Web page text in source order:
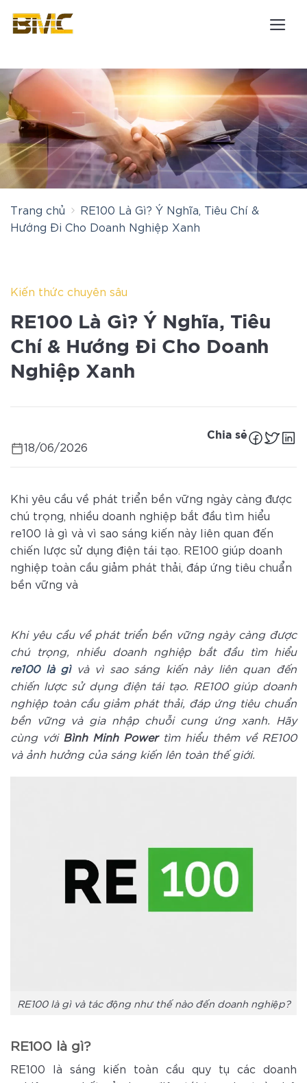
qua
Trang chủ
RE100 Là Gì? Ý Nghĩa, Tiêu Chí &
Hướng Đi Cho Doanh Nghiệp Xanh
Kiến thức chuyên sâu
RE100 Là Gì? Ý Nghĩa, Tiêu
Chí & Hướng Đi Cho Doanh
Nghiệp Xanh
18/06/2026
Chia sẻ
Khi yêu cầu về phát triển bền vững ngày càng được
chú trọng, nhiều doanh nghiệp bắt đầu tìm hiểu
re100 là gì và vì sao sáng kiến này liên quan đến
chiến lược sử dụng điện tái tạo. RE100 giúp doanh
nghiệp toàn cầu giảm phát thải, đáp ứng tiêu chuẩn
bền vững và
Khi yêu cầu về phát triển bền vững ngày càng được
chú trọng, nhiều doanh nghiệp bắt đầu tìm hiểu
re100 là gìvà vì sao sáng kiến này liên quan đến
chiến lược sử dụng điện tái tạo. RE100 giúp doanh
nghiệp toàn cầu giảm phát thải, đáp ứng tiêu chuẩn
bền vững và gia nhập chuỗi cung ứng xanh. Hãy
cùng với Bình Minh Powertìm hiểu thêm về RE100
và ảnh hưởng của sáng kiến lên toàn thế giới.
RE100 là gì và tác động như thế nào đến doanh nghiệp?
RE100 là gì?
RE100 là sáng kiến toàn cầu quy tụ các doanh